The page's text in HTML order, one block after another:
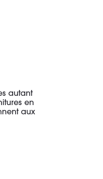
autant
en
aux